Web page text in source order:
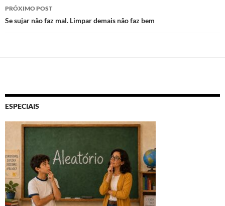
PRÓXIMO POST
Se sujar não faz mal. Limpar demais não faz bem
ESPECIAIS